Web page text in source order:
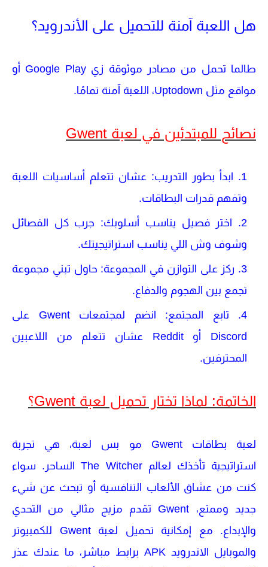
هل اللعبة آمنة للتحميل على الأندرويد؟
طالما تحمل من مصادر موثوقة زيGoogle Play أو
مواقع مثل Uptodown، اللعبة آمنة تمامًا.
نصائح للمبتدئين في لعبة Gwent
ابدأ بطور التدريب: عشان تتعلم أساسيات اللعبة
وتفهم قدرات البطاقات.
اختر فصيل يناسب أسلوبك: جرب كل الفصائل
وشوف وش اللي يناسب استراتيجيتك.
ركز على التوازن في المجموعة: حاول تبني مجموعة
تجمع بين الهجوم والدفاع.
تابع المجتمع: انضم لمجتمعاتGwent على
Discord أوReddit عشان تتعلم من اللاعبين
المحترفين.
الخاتمة: لماذا تختار تحميل لعبة Gwent؟
لعبة بطاقات Gwent
مو بس لعبة، هي تجربة
استراتيجية تأخذك لعالمThe Witcherالساحر. سواء
كنت من عشاق الألعاب التنافسية أو تبحث عن شيء
جديد وممتع، Gwent تقدم مزيج مثالي من التحدي
والإبداع. مع إمكانية
تحميل لعبة Gwent للكمبيوتر
والموبايل الاندرويد APK برابط مباشر
، ما عندك عذر